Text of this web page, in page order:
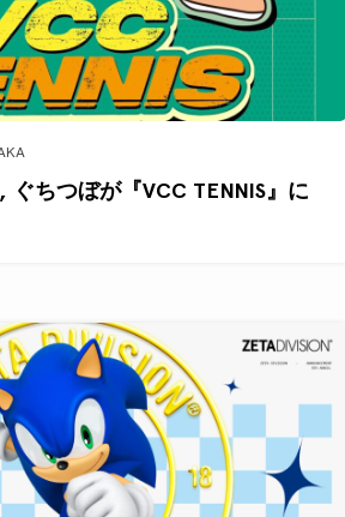
ぐちつぼが『VCC TENNIS』に